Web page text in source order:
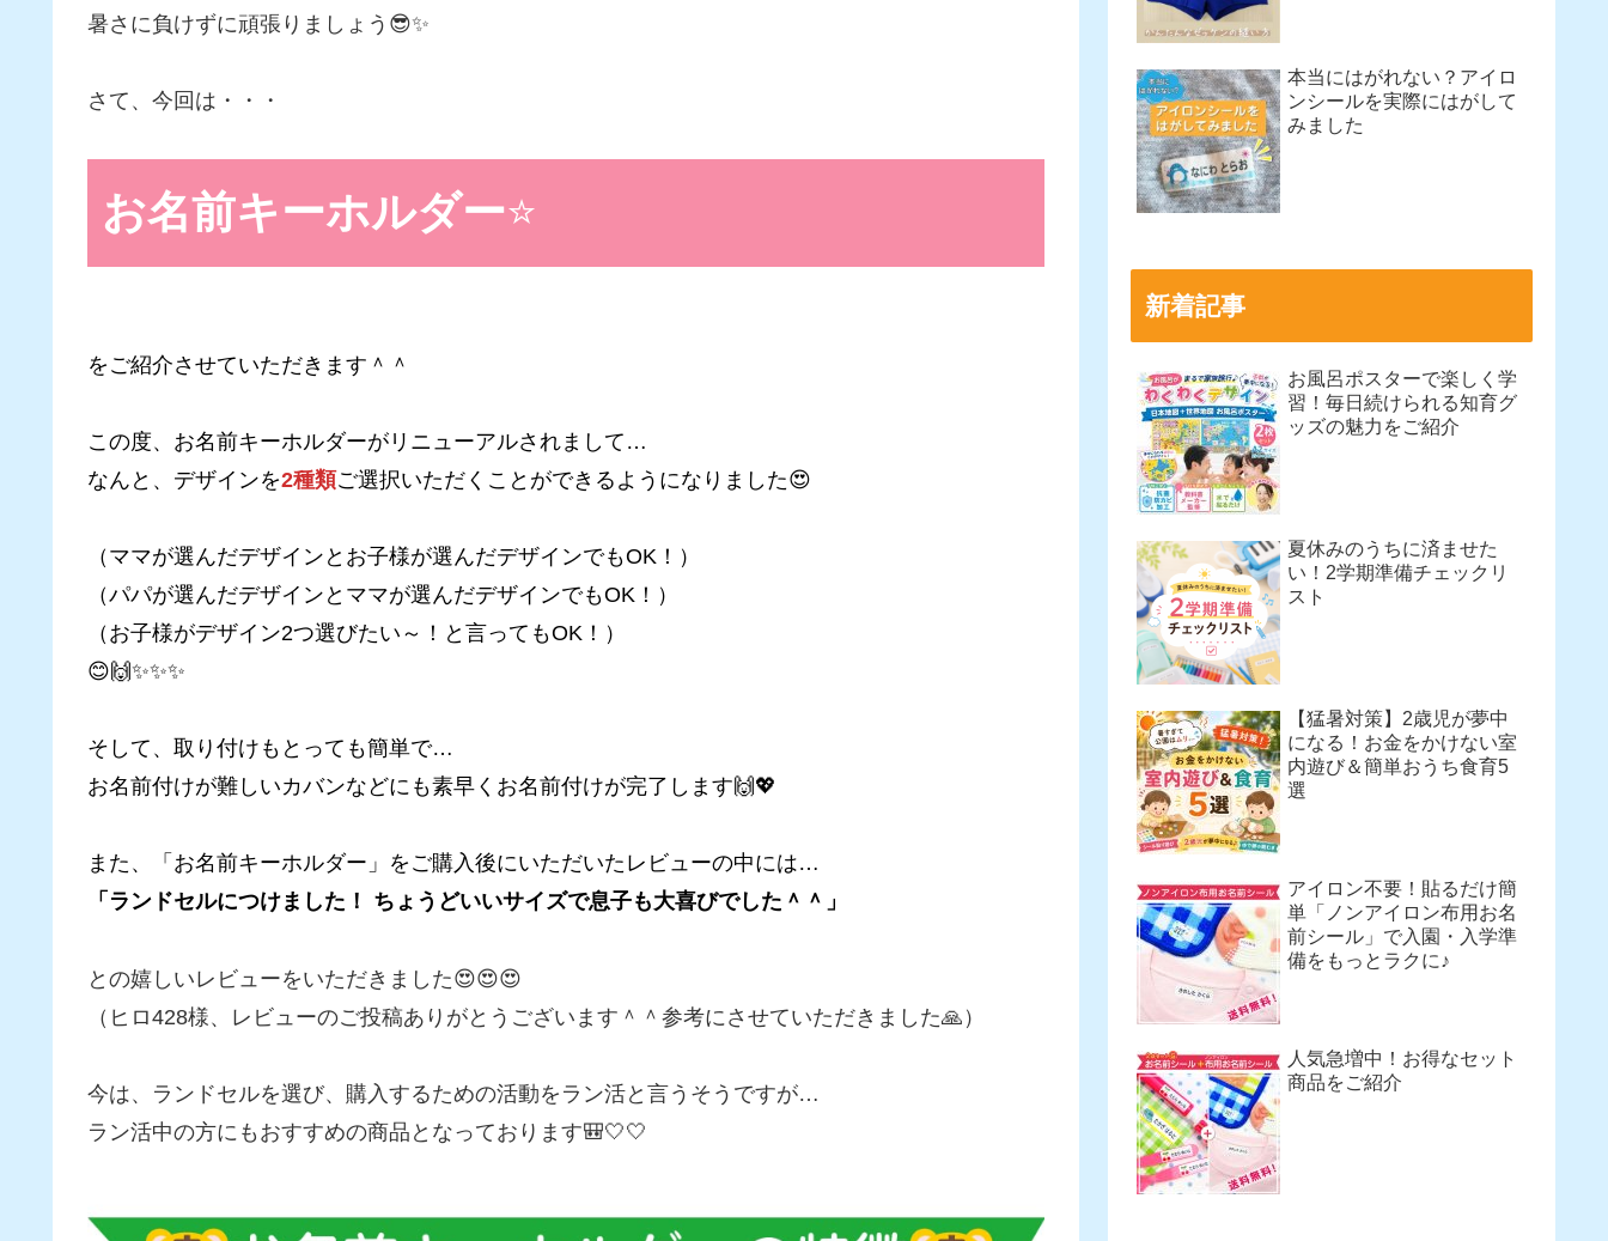
暑さに負けずに頑張りましょう😎✨
さて、今回は・・・
お名前キーホルダー⭐
をご紹介させていただきます＾＾
この度、お名前キーホルダーがリニューアルされまして…
なんと、デザインを2種類ご選択いただくことができるようになりました😍
（ママが選んだデザインとお子様が選んだデザインでもOK！）
（パパが選んだデザインとママが選んだデザインでもOK！）
（お子様がデザイン2つ選びたい～！と言ってもOK！）
😊🙌✨✨✨
そして、取り付けもとっても簡単で…
お名前付けが難しいカバンなどにも素早くお名前付けが完了します🙌💖
また、「お名前キーホルダー」をご購入後にいただいたレビューの中には…
「ランドセルにつけました！ ちょうどいいサイズで息子も大喜びでした＾＾」
との嬉しいレビューをいただきました😍😍😍
（ヒロ428様、レビューのご投稿ありがとうございます＾＾参考にさせていただきました🙏）
今は、ランドセルを選び、購入するための活動をラン活と言うそうですが…
ラン活中の方にもおすすめの商品となっております🎒🤍🤍
本当にはがれない？アイロ
ンシールを実際にはがして
みました
新着記事
お風呂ポスターで楽しく学
習！毎日続けられる知育グ
ッズの魅力をご紹介
夏休みのうちに済ませた
い！2学期準備チェックリ
スト
【猛暑対策】2歳児が夢中
になる！お金をかけない室
内遊び＆簡単おうち食育5
選
アイロン不要！貼るだけ簡
単「ノンアイロン布用お名
前シール」で入園・入学準
備をもっとラクに♪
人気急増中！お得なセット
商品をご紹介